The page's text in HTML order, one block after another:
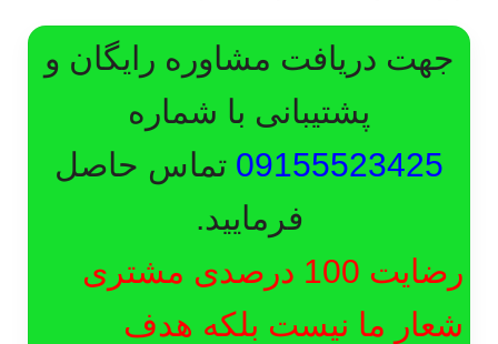
جهت دریافت مشاوره رایگان و
پشتیبانی با شماره
09155523425 تماس حاصل
فرمایید.
رضایت 100 درصدی مشتری
شعار ما نیست بلکه هدف